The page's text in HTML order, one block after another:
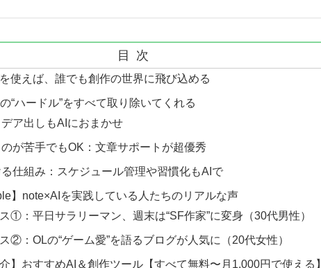
目次
使えば、誰でも創作の世界に飛び込める
“ハードル”をすべて取り除いてくれる
ア出しもAIにおまかせ
が苦手でもOK：文章サポートが超優秀
仕組み：スケジュール管理や習慣化もAIで
】note×AIを実践している人たちのリアルな声
①：平日サラリーマン、週末は“SF作家”に変身（30代男性）
②：OLの“ゲーム愛”を語るブログが人気に（20代女性）
介】おすすめAI＆創作ツール【すべて無料〜月1,000円で使える】